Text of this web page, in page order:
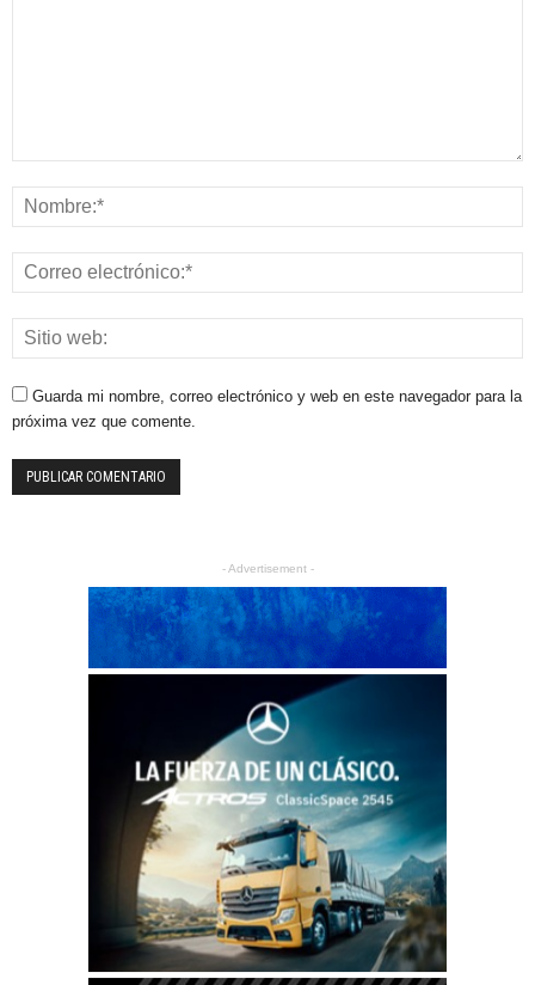
Guarda mi nombre, correo electrónico y web en este navegador para la
próxima vez que comente.
- Advertisement -